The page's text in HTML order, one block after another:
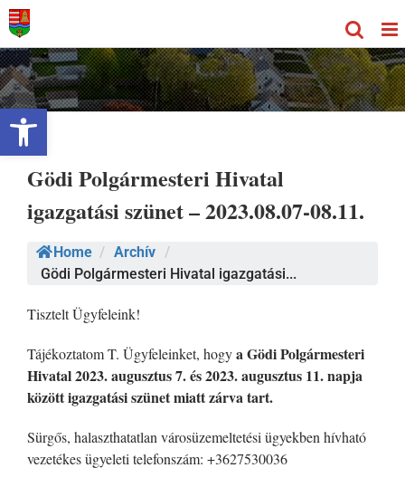
Eszköztár megnyitása
Kihagyás
Gödi Polgármesteri Hivatal
igazgatási szünet – 2023.08.07-08.11.
Home / Archív /
Gödi Polgármesteri Hivatal igazgatási...
Tisztelt Ügyfeleink!
Tájékoztatom T. Ügyfeleinket, hogya Gödi Polgármesteri
Hivatal 2023. augusztus 7. és 2023. augusztus 11. napja
között igazgatási szünet miatt zárva tart.
Sürgős, halaszthatatlan városüzemeltetési ügyekben hívható
vezetékes ügyeleti telefonszám: +3627530036